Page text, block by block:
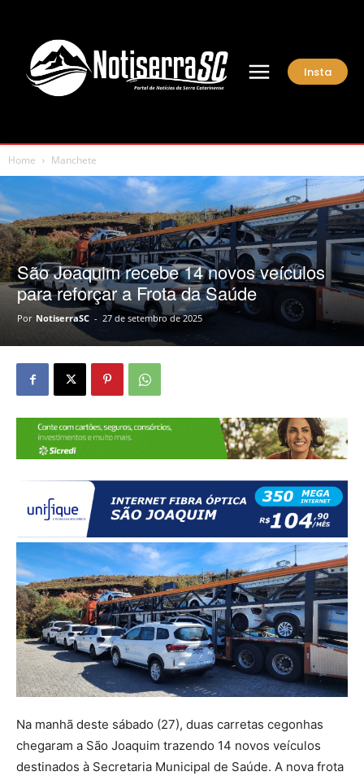
Insta
Home Manchete
São Joaquim recebe 14 novos veículos
para reforçar a Frota da Saúde
Por NotiserraSC - 27 de setembro de 2025
Na manhã deste sábado (27), duas carretas cegonhas
chegaram a São Joaquim trazendo 14 novos veículos
destinados à Secretaria Municipal de Saúde. A nova frota